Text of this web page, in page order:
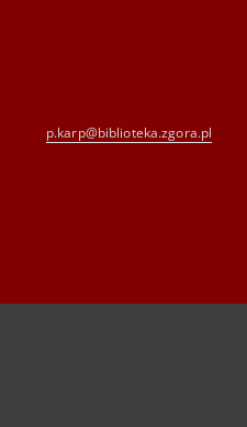
p.karp@biblioteka.zgora.pl